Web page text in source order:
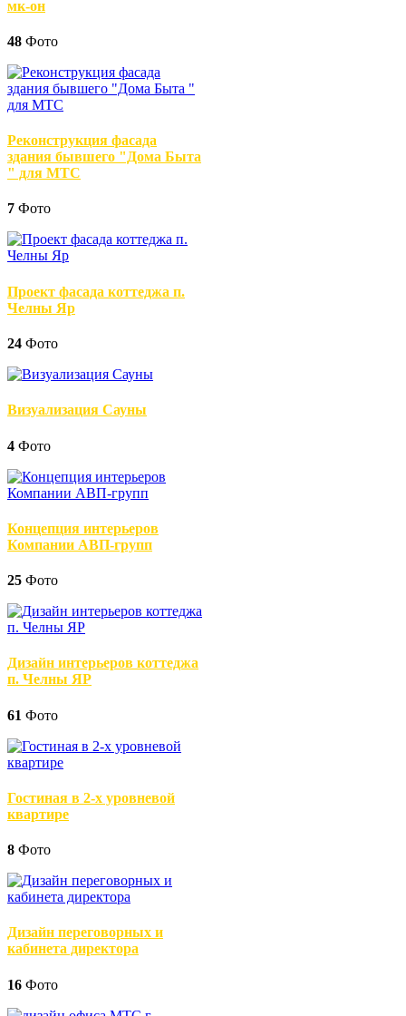
мк-он
48 Фото
Реконструкция фасада
здания бывшего "Дома Быта
" для МТС
7 Фото
Проект фасада коттеджа п.
Челны Яр
24 Фото
Визуализация Сауны
4 Фото
Концепция интерьеров
Компании АВП-групп
25 Фото
Дизайн интерьеров коттеджа
п. Челны ЯР
61 Фото
Гостиная в 2-х уровневой
квартире
8 Фото
Дизайн переговорных и
кабинета директора
16 Фото